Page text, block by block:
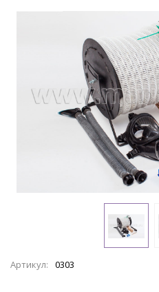
Артикул: 0303